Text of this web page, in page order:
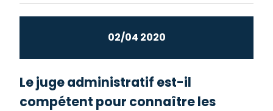
02/04 2020
Le juge administratif est-il
compétent pour connaître les